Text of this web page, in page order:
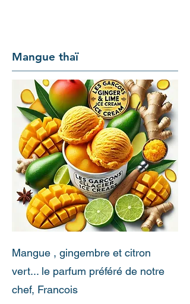
Mangue thaï
Mangue , gingembre et citron
vert... le parfum préféré de notre
chef, Francois